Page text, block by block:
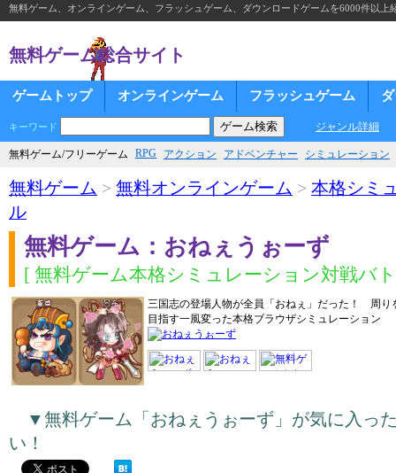
無料ゲーム、オンラインゲーム、フラッシュゲーム、ダウンロードゲームを6000件以上
無料ゲーム総合サイト
ゲームトップ オンラインゲーム フラッシュゲーム
キーワード ジャンル詳細
無料ゲーム/フリーゲーム RPG アクション アドベンチャー シミュレーション
無料ゲーム > 無料オンラインゲーム > 本格シミ
ル
無料ゲーム：おねぇうぉーず
[ 無料ゲーム本格シミュレーション対戦バ
三国志の登場人物が全員「おねぇ」だった！ 周り
目指す一風変った本格ブラウザシミュレーション
▼無料ゲーム「おねぇうぉーず」が気に入っ
い！